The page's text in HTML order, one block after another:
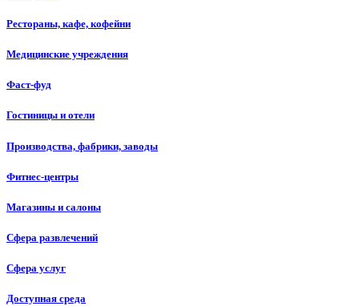
Рестораны, кафе, кофейни
Медицинские учреждения
Фаст-фуд
Гостиницы и отели
Производства, фабрики, заводы
Фитнес-центры
Магазины и салоны
Сфера развлечений
Сфера услуг
Доступная среда